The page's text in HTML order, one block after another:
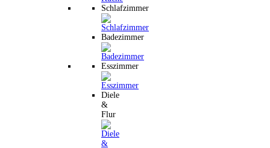
Schlafzimmer
Badezimmer
Esszimmer
Diele
&
Flur